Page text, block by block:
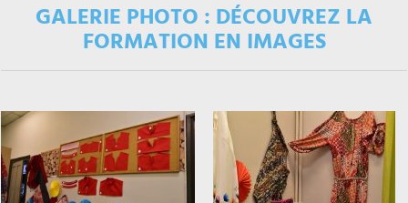
GALERIE PHOTO : DÉCOUVREZ LA
FORMATION EN IMAGES